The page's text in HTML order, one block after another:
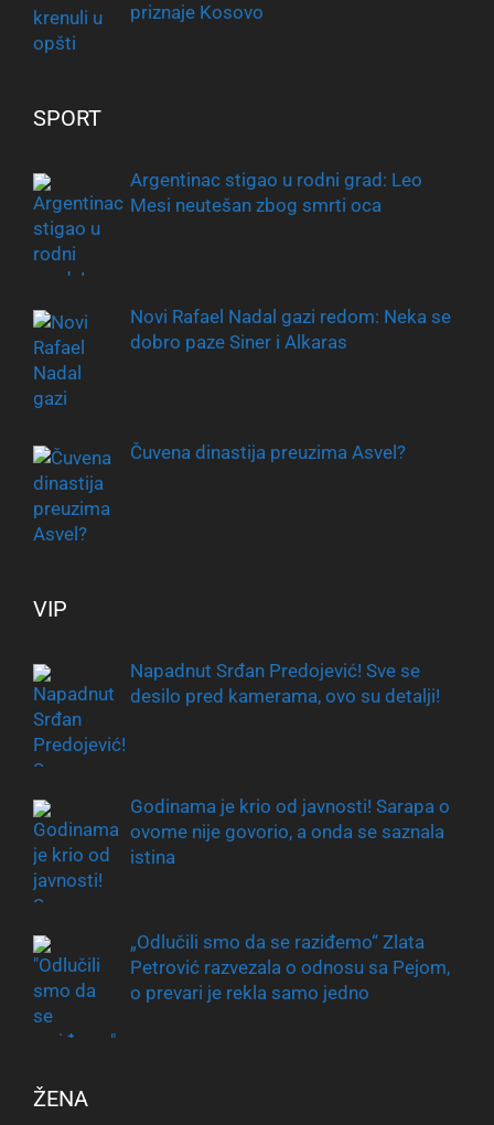
priznaje Kosovo
SPORT
Argentinac stigao u rodni grad: Leo
Mesi neutešan zbog smrti oca
Novi Rafael Nadal gazi redom: Neka se
dobro paze Siner i Alkaras
Čuvena dinastija preuzima Asvel?
VIP
Napadnut Srđan Predojević! Sve se
desilo pred kamerama, ovo su detalji!
Godinama je krio od javnosti! Sarapa o
ovome nije govorio, a onda se saznala
istina
„Odlučili smo da se raziđemo“ Zlata
Petrović razvezala o odnosu sa Pejom,
o prevari je rekla samo jedno
ŽENA